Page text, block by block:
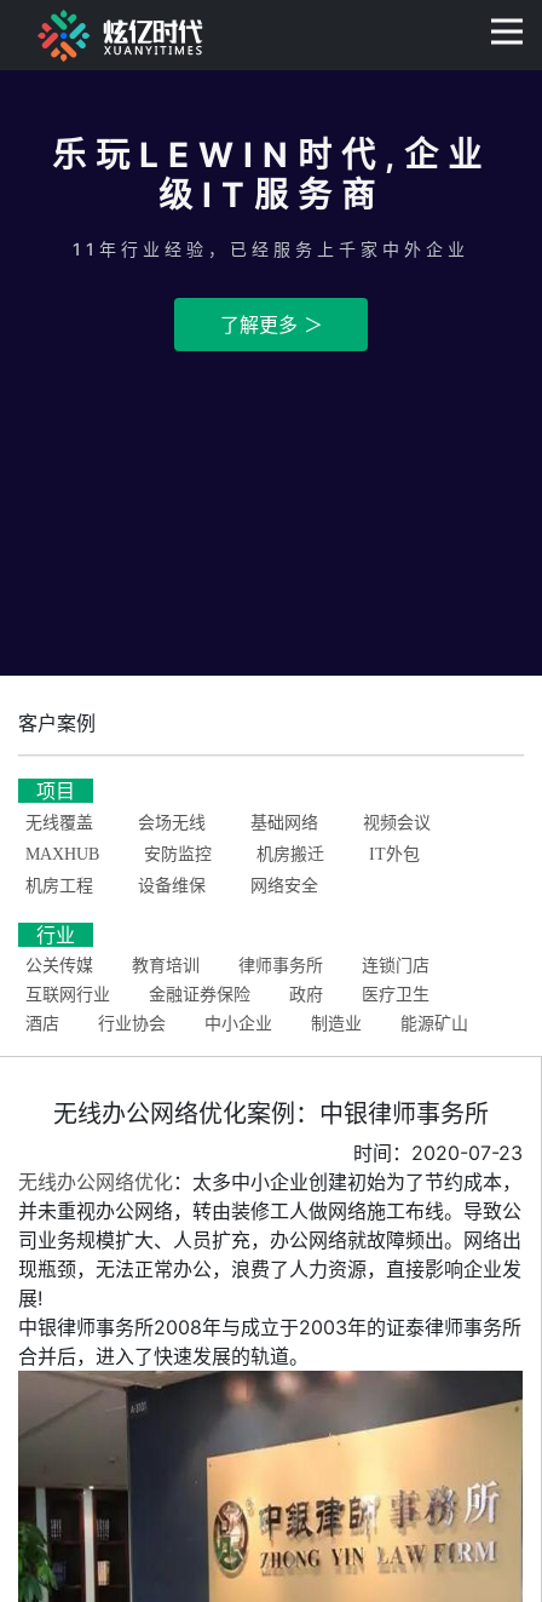
乐玩LEWIN时代,企业
级IT服务商
11年行业经验，已经服务上千家中外企业
了解更多 ＞
客户案例
项目
无线覆盖 会场无线 基础网络
视频会议
MAXHUB
安防监控 机房搬迁
IT外包
机房工程
设备维保 网络安全
行业
公关传媒 教育培训 律师事务所
连锁门店
互联网行业
金融证券保险 政府
医疗卫生
酒店
行业协会 中小企业 制造业 能源矿山
无线办公网络优化案例：中银律师事务所
时间：2020-07-23
无线办公网络优化：太多中小企业创建初始为了节约成本，
并未重视办公网络，转由装修工人做网络施工布线。导致公
司业务规模扩大、人员扩充，办公网络就故障频出。网络出
现瓶颈，无法正常办公，浪费了人力资源，直接影响企业发
展!
中银律师事务所2008年与成立于2003年的证泰律师事务所
合并后，进入了快速发展的轨道。